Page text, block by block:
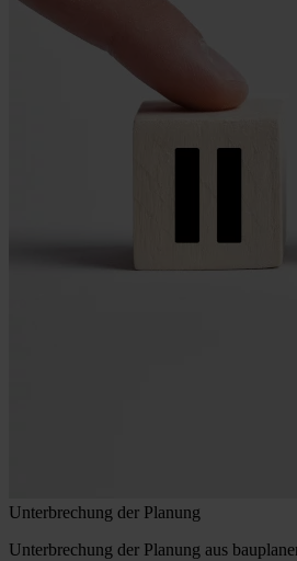
Unterbrechung der Planung
Unterbrechung der Planung aus